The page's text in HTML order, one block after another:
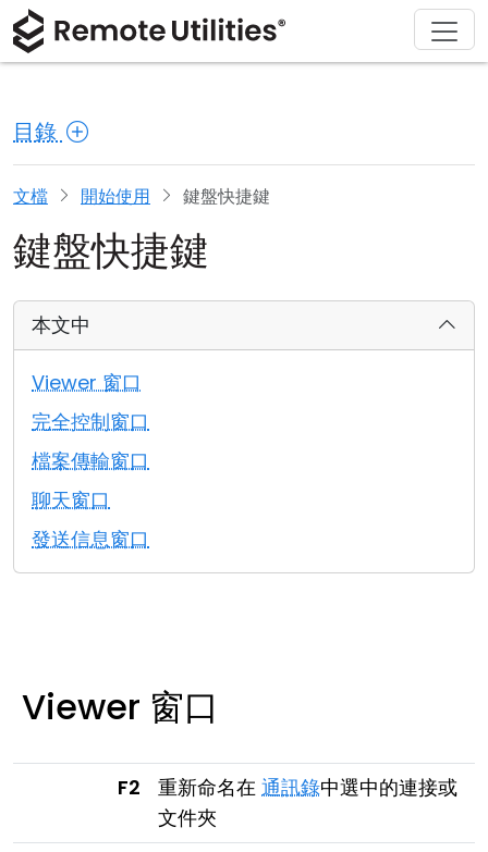
目錄
文檔 開始使用 鍵盤快捷鍵
鍵盤快捷鍵
本文中
Viewer 窗口
完全控制窗口
檔案傳輸窗口
聊天窗口
發送信息窗口
Viewer 窗口
F2 重新命名在 通訊錄中選中的連接或
文件夾
產品
安全性
螢幕截圖
版本說明
連接模式
無人值守訪問
活動目錄支援
MSI 配置
雲端與內部部署
解決方案
製造與零售
醫療保健
教育與政府
資訊技術
下載
macOS
Linux
iOS/Android
購買
許可證助手
升級您的許可證
支援
文檔
知識庫
關於
新聞稿
寫評論